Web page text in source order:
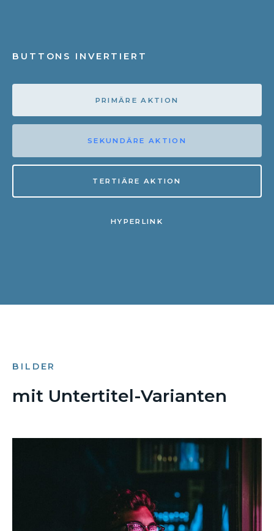
BUTTONS INVERTIERT
PRIMÄRE AKTION
SEKUNDÄRE AKTION
TERTIÄRE AKTION
HYPERLINK
BILDER
mit Untertitel-Varianten